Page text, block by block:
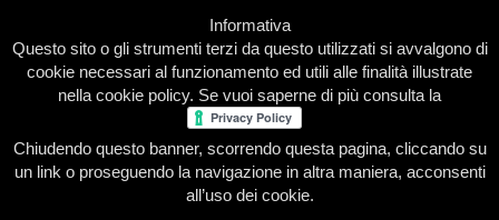
Home Presentazione Redazione Le nostre firme
Informativa
Questo sito o gli strumenti terzi da questo utilizzati si avvalgono di
cookie necessari al funzionamento ed utili alle finalità illustrate
nella cookie policy. Se vuoi saperne di più consulta la
Chiudendo questo banner, scorrendo questa pagina, cliccando su
un link o proseguendo la navigazione in altra maniera, acconsenti
all’uso dei cookie.